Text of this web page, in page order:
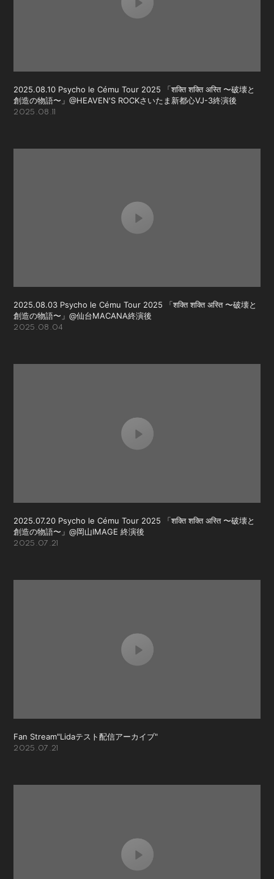
2025.08.10 Psycho le Cému Tour 2025 「शक्ति शक्ति अस्ति 〜破壊と
創造の物語〜」@HEAVEN'S ROCKさいたま新都心VJ-3終演後
2025.08.11
2025.08.03 Psycho le Cému Tour 2025 「शक्ति शक्ति अस्ति 〜破壊と
創造の物語〜」@仙台MACANA終演後
2025.08.04
2025.07.20 Psycho le Cému Tour 2025 「शक्ति शक्ति अस्ति 〜破壊と
創造の物語〜」@岡山IMAGE 終演後
2025.07.21
Fan Stream"Lidaテスト配信アーカイブ"
2025.07.21